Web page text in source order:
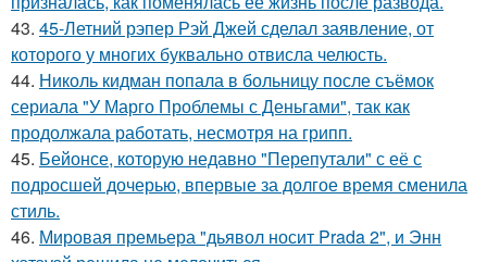
43. 45-Летний рэпер Рэй Джей сделал заявление, от
которого у многих буквально отвисла челюсть.
44. Николь кидман попала в больницу после съёмок
сериала "У Марго Проблемы с Деньгами", так как
продолжала работать, несмотря на грипп.
45. Бейонсе, которую недавно "Перепутали" с её с
подросшей дочерью, впервые за долгое время сменила
стиль.
46. Мировая премьера "дьявол носит Prada 2", и Энн